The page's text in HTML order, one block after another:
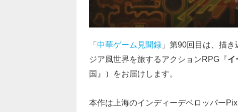
「中華ゲーム見聞録 」第90回目は、描
ジア風世界を旅するアクションRPG『イ
国』）をお届けします。
本作は上海のインディーデベロッパー